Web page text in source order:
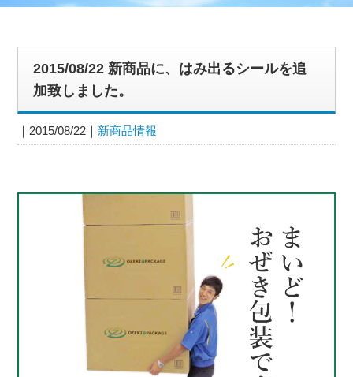
2015/08/22 新商品に、はみ出るシールを追
加致しました。
2015/08/22 新商品情報